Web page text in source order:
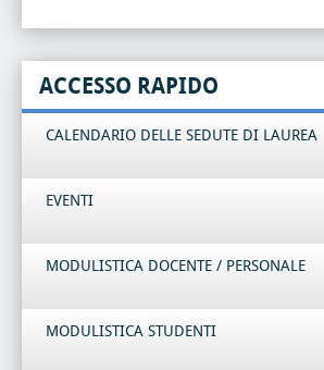
ACCESSO RAPIDO
CALENDARIO DELLE SEDUTE DI LAUREA
EVENTI
MODULISTICA DOCENTE / PERSONALE
MODULISTICA STUDENTI